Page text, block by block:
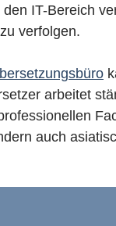
IT-Bereich
verfolgen.
arbeitet
auch